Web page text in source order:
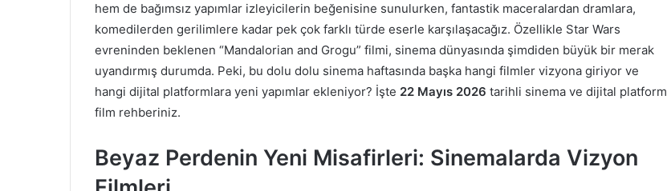
hem de bağımsız yapımlar izleyicilerin beğenisine sunulurken, fantastik maceralardan dramlara,
komedilerden gerilimlere kadar pek çok farklı türde eserle karşılaşacağız. Özellikle Star Wars
evreninden beklenen “Mandalorian and Grogu” filmi, sinema dünyasında şimdiden büyük bir merak
uyandırmış durumda. Peki, bu dolu dolu sinema haftasında başka hangi filmler vizyona giriyor ve
hangi dijital platformlara yeni yapımlar ekleniyor? İşte 22 Mayıs 2026 tarihli sinema ve dijital platform
film rehberiniz.
Beyaz Perdenin Yeni Misafirleri: Sinemalarda Vizyon